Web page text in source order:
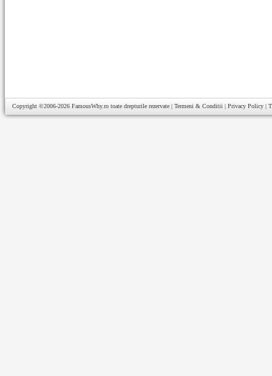
Copyright ©2006-2026 FamousWhy.ro toate drepturile rezervate | Termeni & Conditii | Privacy Policy |